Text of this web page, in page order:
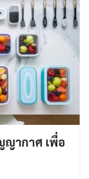
ญากาศ เพื่อ